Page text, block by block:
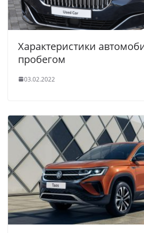
Характеристики
пробегом
03.02.2022